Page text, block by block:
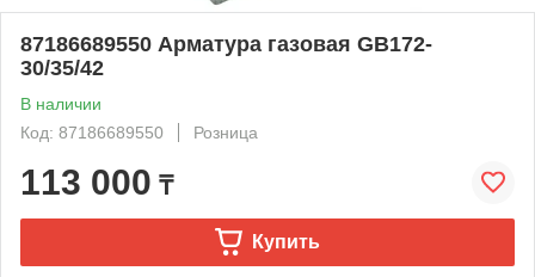
87186689550 Арматура газовая GB172-
30/35/42
В наличии
Код: 87186689550
Розница
113 000 ₸
Купить